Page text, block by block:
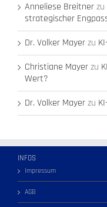
Anneliese Breitnerzu
strategischer
Dr. Volker Mayerzu
Christiane Mayerzu
Wert?
Dr. Volker Mayerzu
INFOS
Impressum
AGB